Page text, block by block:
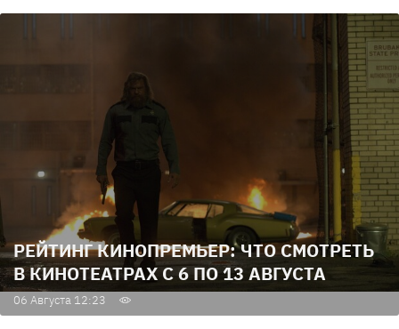
РЕЙТИНГ КИНОПРЕМЬЕР: ЧТО СМОТРЕТЬ
В КИНОТЕАТРАХ С 6 ПО 13 АВГУСТА
06 Августа 12:23